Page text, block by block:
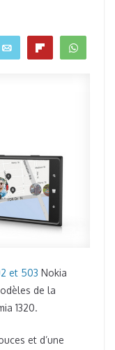
Email Flip
et 503 Nokia
de la
1320.
et d’une